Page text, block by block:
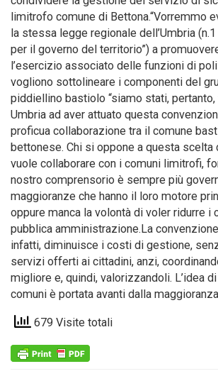
limitrofo comune di Bettona.“Vorremmo
la stessa legge regionale dell’Umbria
per il governo del territorio”) a
l’esercizio associato delle funzioni di
vogliono sottolineare i componenti del
piddiellino bastiolo “siamo stati,
Umbria ad aver attuato questa
proficua collaborazione tra il comune
bettonese. Chi si oppone a questa scelta
vuole collaborare con i comuni limitrofi,
nostro comprensorio è sempre più
maggioranze che hanno il loro motore
oppure manca la volontà di voler ridurre i
pubblica amministrazione.La
infatti, diminuisce i costi di gestione,
servizi offerti ai cittadini, anzi,
migliore e, quindi, valorizzandoli. L’idea
comuni è portata avanti dalla
679 Visite totali